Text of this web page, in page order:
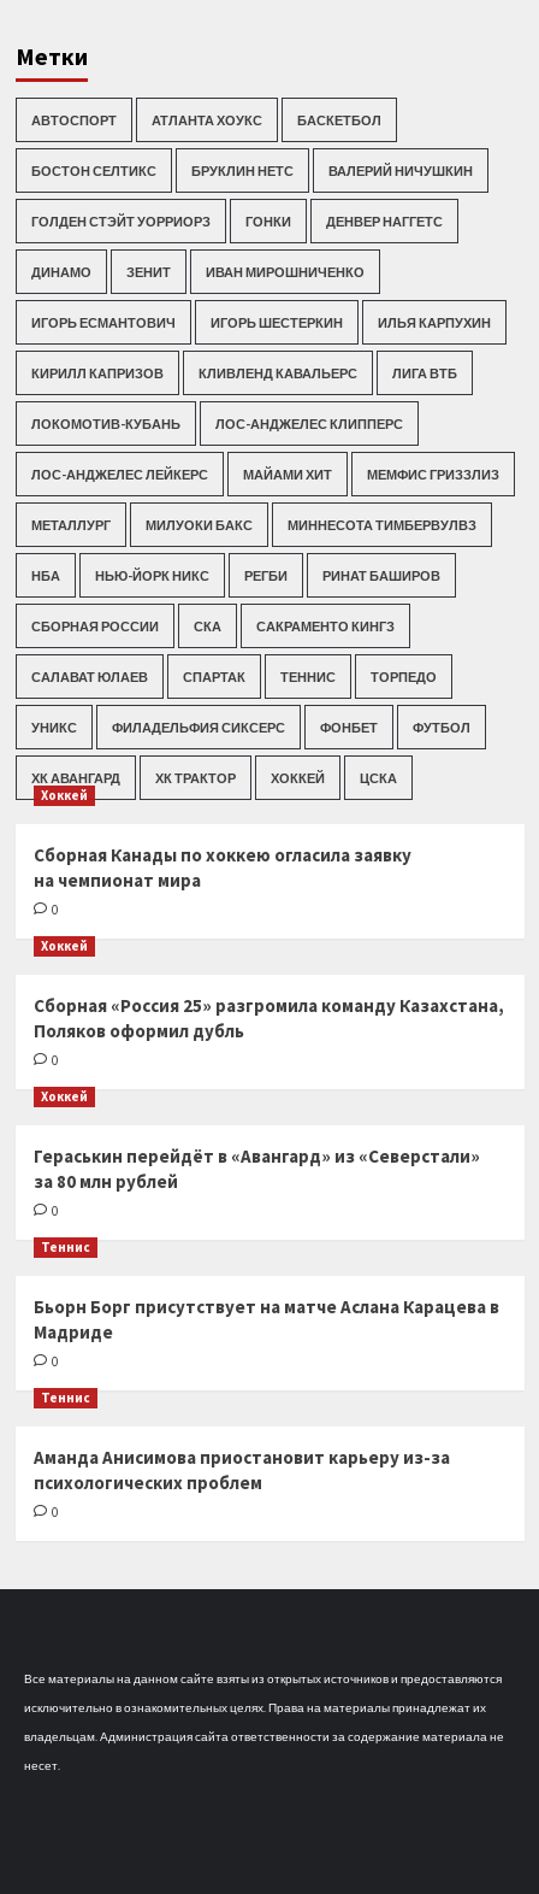
Метки
АВТОСПОРТ АТЛАНТА ХОУКС БАСКЕТБОЛ
БОСТОН СЕЛТИКС БРУКЛИН НЕТС ВАЛЕРИЙ НИЧУШКИН
ГОЛДЕН СТЭЙТ УОРРИОРЗ ГОНКИ ДЕНВЕР НАГГЕТС
ДИНАМО ЗЕНИТ ИВАН МИРОШНИЧЕНКО
ИГОРЬ ЕСМАНТОВИЧ ИГОРЬ ШЕСТЕРКИН ИЛЬЯ КАРПУХИН
КИРИЛЛ КАПРИЗОВ КЛИВЛЕНД КАВАЛЬЕРС ЛИГА ВТБ
ЛОКОМОТИВ-КУБАНЬ ЛОС-АНДЖЕЛЕС КЛИППЕРС
ЛОС-АНДЖЕЛЕС ЛЕЙКЕРС МАЙАМИ ХИТ МЕМФИС ГРИЗЗЛИЗ
МЕТАЛЛУРГ МИЛУОКИ БАКС МИННЕСОТА ТИМБЕРВУЛВЗ
НБА НЬЮ-ЙОРК НИКС РЕГБИ РИНАТ БАШИРОВ
СБОРНАЯ РОССИИ СКА САКРАМЕНТО КИНГЗ
САЛАВАТ ЮЛАЕВ СПАРТАК ТЕННИС ТОРПЕДО
УНИКС ФИЛАДЕЛЬФИЯ СИКСЕРС ФОНБЕТ ФУТБОЛ
ХК АВАНГАРД ХК ТРАКТОР ХОККЕЙ ЦСКА
Хоккей
Сборная Канады по хоккею огласила заявку
на чемпионат мира
0
Хоккей
Сборная «Россия 25» разгромила команду Казахстана,
Поляков оформил дубль
0
Хоккей
Гераськин перейдёт в «Авангард» из «Северстали»
за 80 млн рублей
0
Теннис
Бьорн Борг присутствует на матче Аслана Карацева в
Мадриде
0
Теннис
Аманда Анисимова приостановит карьеру из-за
психологических проблем
0
Все материалы на данном сайте взяты из открытых источников и предоставляются
исключительно в ознакомительных целях. Права на материалы принадлежат их
владельцам. Администрация сайта ответственности за содержание материала не
несет.